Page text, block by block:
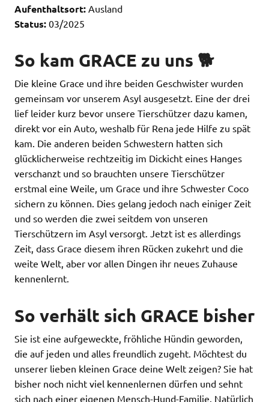
Aufenthaltsort: Ausland
Status: 03/2025
So kam GRACE zu uns 🐕
Die kleine Grace und ihre beiden Geschwister wurden
gemeinsam vor unserem Asyl ausgesetzt. Eine der drei
lief leider kurz bevor unsere Tierschützer dazu kamen,
direkt vor ein Auto, weshalb für Rena jede Hilfe zu spät
kam. Die anderen beiden Schwestern hatten sich
glücklicherweise rechtzeitig im Dickicht eines Hanges
verschanzt und so brauchten unsere Tierschützer
erstmal eine Weile, um Grace und ihre Schwester Coco
sichern zu können. Dies gelang jedoch nach einiger Zeit
und so werden die zwei seitdem von unseren
Tierschützern im Asyl versorgt. Jetzt ist es allerdings
Zeit, dass Grace diesem ihren Rücken zukehrt und die
weite Welt, aber vor allen Dingen ihr neues Zuhause
kennenlernt.
So verhält sich GRACE bisher
Sie ist eine aufgeweckte, fröhliche Hündin geworden,
die auf jeden und alles freundlich zugeht. Möchtest du
unserer lieben kleinen Grace deine Welt zeigen? Sie hat
bisher noch nicht viel kennenlernen dürfen und sehnt
sich nach einer eigenen Mensch-Hund-Familie. Natürlich